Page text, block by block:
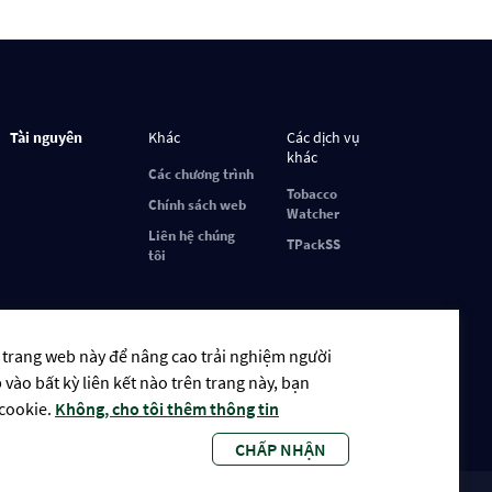
Tài nguyên Khác
Các chương trình
Chính sách web
Liên hệ chúng
tôi
Các dịch vụ
khác
Tobacco
Watcher
TPackSS
web này để nâng cao trải nghiệm người
bất kỳ liên kết nào trên trang này, bạn
Không, cho tôi thêm thông tin
CHẤP NHẬN